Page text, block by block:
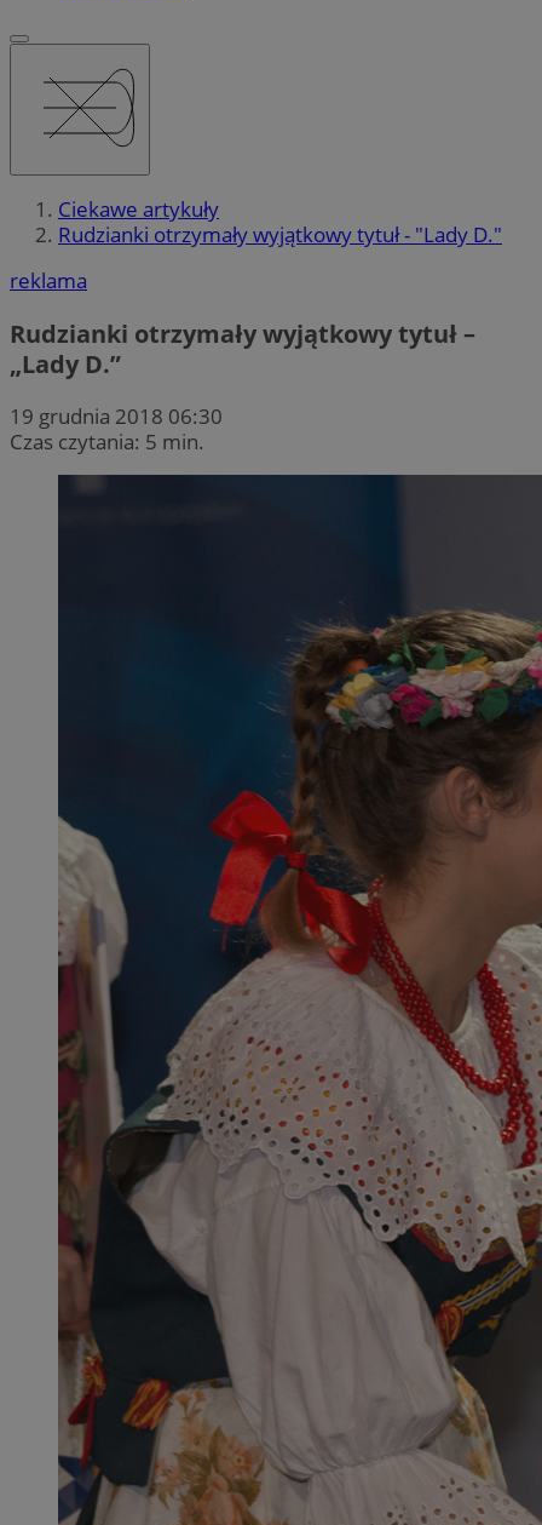
Ciekawe artykuły
Rudzianki otrzymały wyjątkowy tytuł - "Lady D."
reklama
Rudzianki otrzymały wyjątkowy tytuł –
„Lady D.”
19 grudnia 2018 06:30
Czas czytania: 5 min.